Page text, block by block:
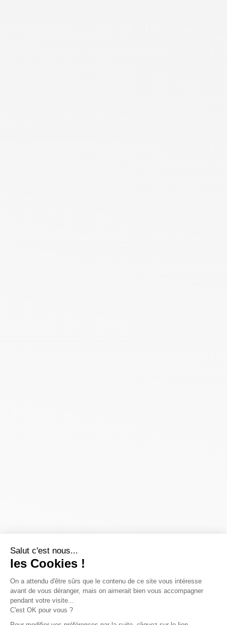
Salut c'est nous...
les Cookies !
On a attendu d'être sûrs que le contenu de ce site vous intéresse
avant de vous déranger, mais on aimerait bien vous accompagner
pendant votre visite...
C'est OK pour vous ?